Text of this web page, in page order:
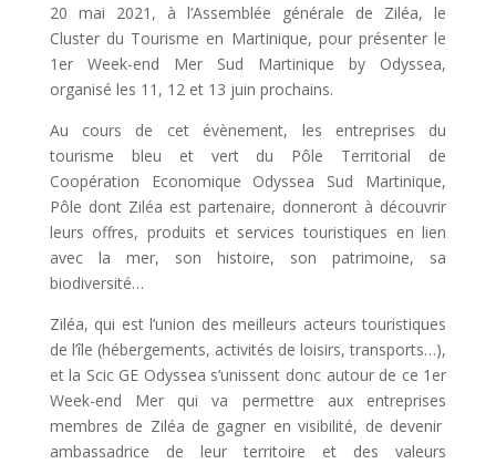
20 mai 2021, à l’Assemblée générale de Ziléa, le
Cluster du Tourisme en Martinique, pour présenter le
1er Week-end Mer Sud Martinique by Odyssea,
organisé les 11, 12 et 13 juin prochains.
Au cours de cet évènement, les entreprises du
tourisme bleu et vert du Pôle Territorial de
Coopération Economique Odyssea Sud Martinique,
Pôle dont Ziléa est partenaire, donneront à découvrir
leurs offres, produits et services touristiques en lien
avec la mer, son histoire, son patrimoine, sa
biodiversité…
Ziléa, qui est l’union des meilleurs acteurs touristiques
de l’île (hébergements, activités de loisirs, transports…),
et la Scic GE Odyssea s’unissent donc autour de ce 1er
Week-end Mer qui va permettre aux entreprises
membres de Ziléa de gagner en visibilité, de devenir
ambassadrice de leur territoire et des valeurs